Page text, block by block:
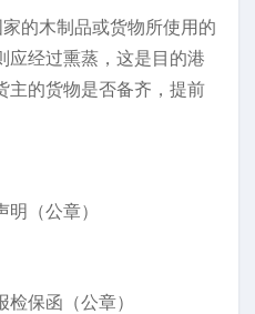
的木制品或货物所使用的
应经过熏蒸，这是目的港
主的货物是否备齐，提前
（公章）
保函（公章）